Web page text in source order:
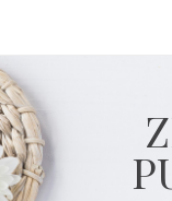
content